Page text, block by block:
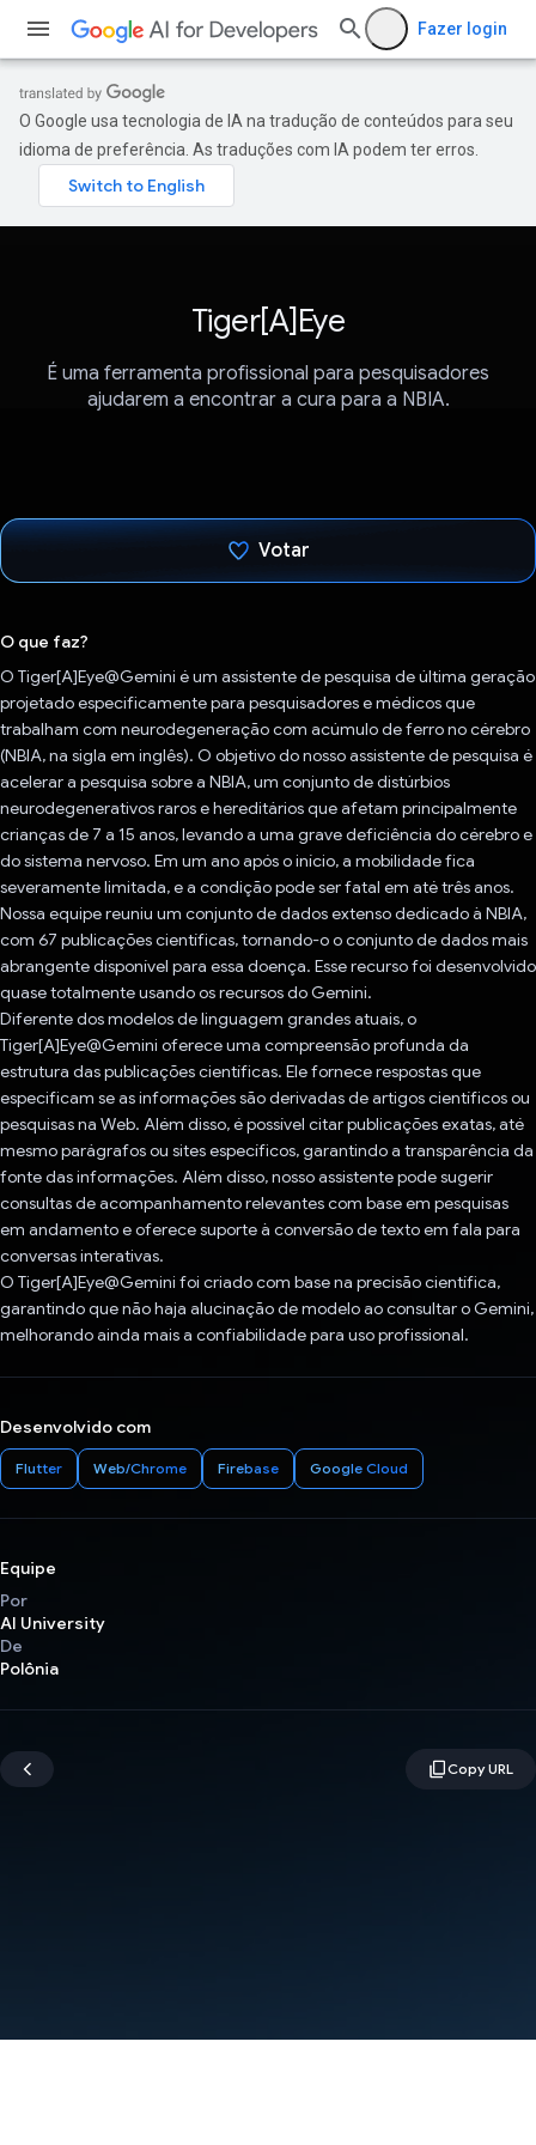
Fazer login
O Google usa tecnologia de IA na tradução de conteúdos para seu
idioma de preferência. As traduções com IA podem ter erros.
Tiger[A]Eye
É uma ferramenta profissional para pesquisadores
ajudarem a encontrar a cura para a NBIA.
Votar
O que faz?
O Tiger[A]Eye@Gemini é um assistente de pesquisa de última geração
projetado especificamente para pesquisadores e médicos que
trabalham com neurodegeneração com acúmulo de ferro no cérebro
(NBIA, na sigla em inglês). O objetivo do nosso assistente de pesquisa é
acelerar a pesquisa sobre a NBIA, um conjunto de distúrbios
neurodegenerativos raros e hereditários que afetam principalmente
crianças de 7 a 15 anos, levando a uma grave deficiência do cérebro e
do sistema nervoso. Em um ano após o início, a mobilidade fica
severamente limitada, e a condição pode ser fatal em até três anos.
Nossa equipe reuniu um conjunto de dados extenso dedicado à NBIA,
com 67 publicações científicas, tornando-o o conjunto de dados mais
abrangente disponível para essa doença. Esse recurso foi desenvolvido
quase totalmente usando os recursos do Gemini.
Diferente dos modelos de linguagem grandes atuais, o
Tiger[A]Eye@Gemini oferece uma compreensão profunda da
estrutura das publicações científicas. Ele fornece respostas que
especificam se as informações são derivadas de artigos científicos ou
pesquisas na Web. Além disso, é possível citar publicações exatas, até
mesmo parágrafos ou sites específicos, garantindo a transparência da
fonte das informações. Além disso, nosso assistente pode sugerir
consultas de acompanhamento relevantes com base em pesquisas
em andamento e oferece suporte à conversão de texto em fala para
conversas interativas.
O Tiger[A]Eye@Gemini foi criado com base na precisão científica,
garantindo que não haja alucinação de modelo ao consultar o Gemini,
melhorando ainda mais a confiabilidade para uso profissional.
Desenvolvido com
Flutter Web/Chrome Firebase Google Cloud
Equipe
Por
AI University
De
Polônia